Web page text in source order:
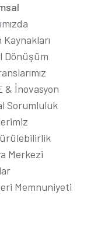
Kaynakları
Dönüşüm
& İnovasyon
Sorumluluk
Merkezi
Memnuniyeti